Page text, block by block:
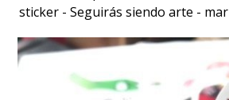
sticker - Seguirás siendo arte - mar